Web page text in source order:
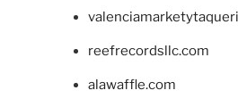
reefrecordsllc.com
alawaffle.com